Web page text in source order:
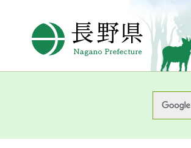
長野県